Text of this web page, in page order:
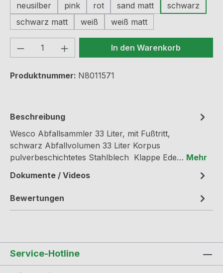
neusilber
pink rot sand matt
schwarz
schwarz matt
weiß weiß matt
Produkt Anzahl: Gib denIn den Warenkorb
Produktnummer: N8011571
Beschreibung
Wesco Abfallsammler 33 Liter, mit Fußtritt,
schwarz Abfallvolumen 33 Liter Korpus
pulverbeschichtetes Stahlblech Klappe Ede… Mehr
Dokumente / Videos
Bewertungen
Service-Hotline